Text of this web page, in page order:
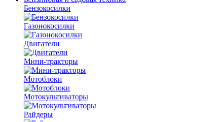
Бензокосилки
Газонокосилки
Двигатели
Мини-тракторы
Мотоблоки
Мотокультиваторы
Райдеры